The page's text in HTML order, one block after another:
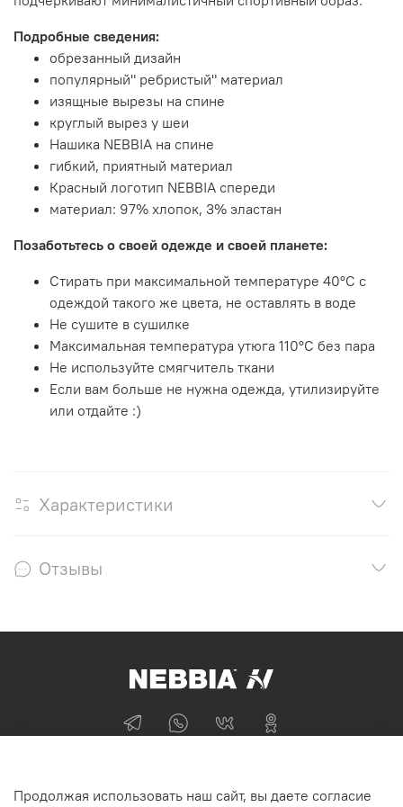
Подробные сведения:
обрезанный дизайн
популярный" ребристый" материал
изящные вырезы на спине
круглый вырез у шеи
Нашика NEBBIA на спине
гибкий, приятный материал
Красный логотип NEBBIA спереди
материал: 97% хлопок, 3% эластан
Позаботьтесь о своей одежде и своей планете:
Стирать при максимальной температуре 40°С с
одеждой такого же цвета, не оставлять в воде
Не сушите в сушилке
Максимальная температура утюга 110°C без пара
Не используйте смягчитель ткани
Если вам больше не нужна одежда, утилизируйте
или отдайте :)
Характеристики
Отзывы
+74955870705
Продолжая использовать наш сайт, вы даете согласие